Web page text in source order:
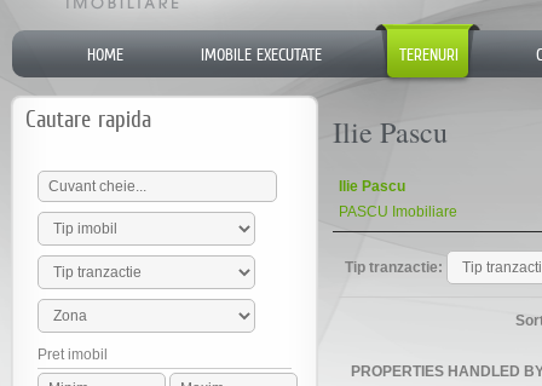
HOME IMOBILE EXECUTATE TERENURI
Cautare rapida
Pret imobil
Ilie Pascu
Ilie Pascu
PASCU Imobiliare
Tip tranzactie:
PROPERTIES HANDLED